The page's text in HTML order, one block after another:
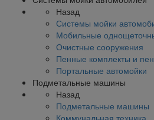
Назад
Системы мойки
Мобильные
Очистные сооружения
Пенные комплекты и
Портальные автомойки
Подметальные машины
Назад
Подметальные машины
Коммунальная техника